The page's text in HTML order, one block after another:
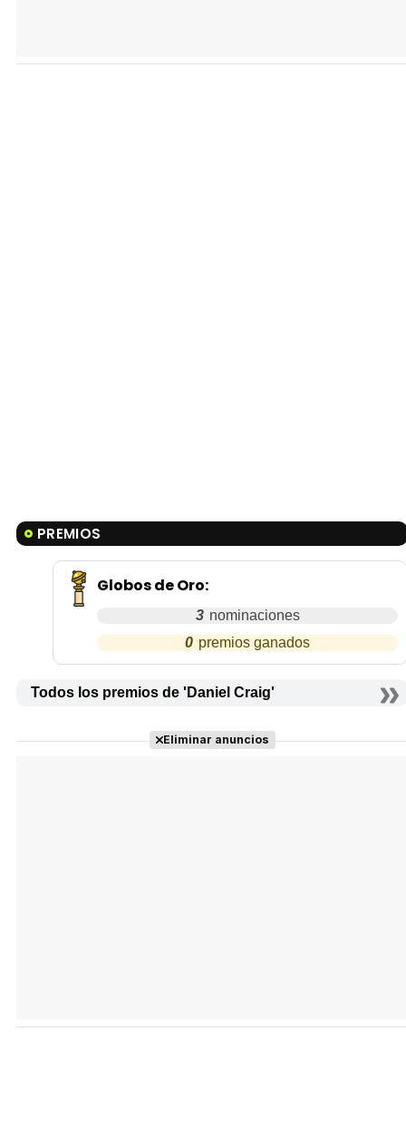
PREMIOS
Globos de Oro:
3
0
Todos los premios de 'Daniel Craig'
Eliminar anuncios